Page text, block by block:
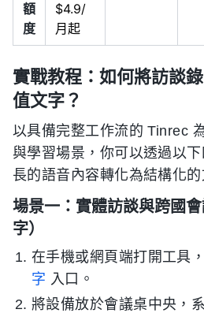
額
度
$4.9/
月起
實戰教程：如何將訪談
值文字？
以具備完整工作流的 Tinrec
與學習場景，你可以透過以
長的語音內容轉化為結構化的
場景一：實體訪談與跨國
字）
在手機或網頁端打開工具
字 入口。
將設備放於會議桌中央，